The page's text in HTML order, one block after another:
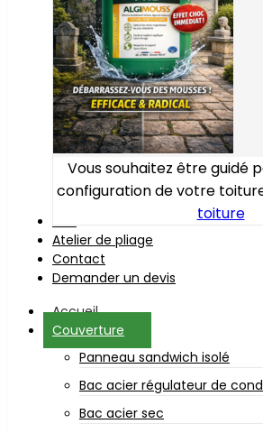
Vous souhaitez être guidé
configuration de votre
toiture
Atelier de pliage
Contact
Demander un devis
Accueil
Couverture
Panneau sandwich isolé
Bac acier régulateur de
Bac acier sec